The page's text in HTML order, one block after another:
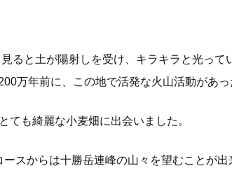
ると土が陽射しを受け、キラキラと光っ
万年前に、この地で活発な火山活動があっ
とても綺麗な小麦畑に出会いました。
スからは十勝岳連峰の山々を望むことが出